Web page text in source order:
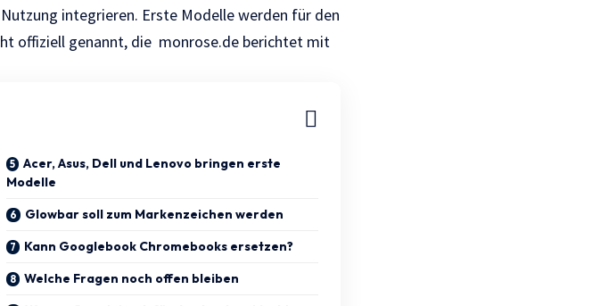
integrieren. Erste Modelle werden für den
offiziell genannt, die monrose.de berichtet mit
Acer, Asus, Dell und Lenovo bringen erste
Modelle
Glowbar soll zum Markenzeichen werden
Kann Googlebook Chromebooks ersetzen?
Welche Fragen noch offen bleiben